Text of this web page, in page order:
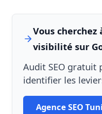
Vous
visibilité sur
Audit SEO gratuit
identifier les
Agence SEO